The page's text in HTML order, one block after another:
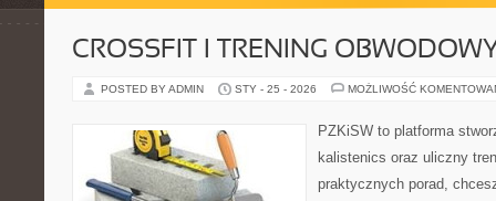
CROSSFIT I TRENING
POSTED BY ADMIN STY - 25 - 2026 MOŻLIWOŚĆ
PZKiSW to platforma
kalistenics oraz uliczny
praktycznych porad,